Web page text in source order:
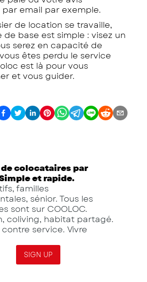
par email par exemple.
de location se travaille,
de base est simple : visez un
serez en capacité de
êtes perdu le service
est là pour vous
et vous guider.
de colocataires par
et rapide.
familles
sénior. Tous les
sont sur COOLOC.
coliving, habitat partagé.
service. Vivre
SIGN UP